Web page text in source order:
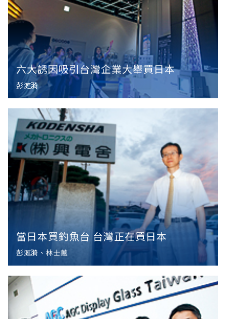
六大誘因吸引台灣企業大舉買日本
彭漣漪
當日本買釣魚台 台灣正在買日本
彭漣漪、林士蕙